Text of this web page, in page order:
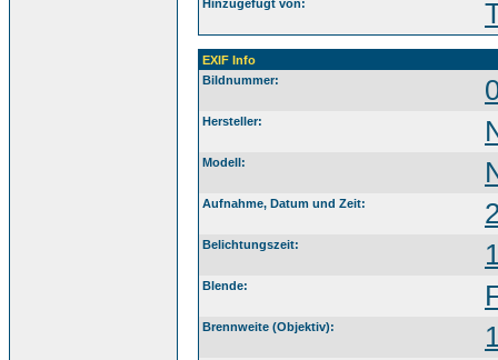
Hinzugefügt von:
EXIF Info
Bildnummer:
Hersteller:
Modell:
Aufnahme, Datum und Zeit:
Belichtungszeit:
Blende:
Brennweite (Objektiv):